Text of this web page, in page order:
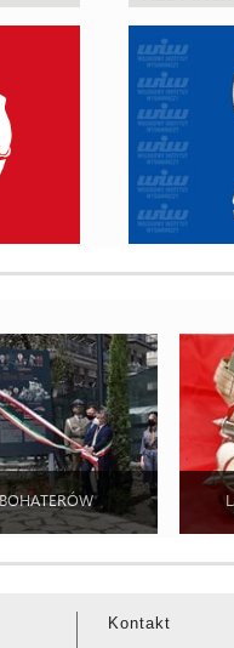
Kontakt